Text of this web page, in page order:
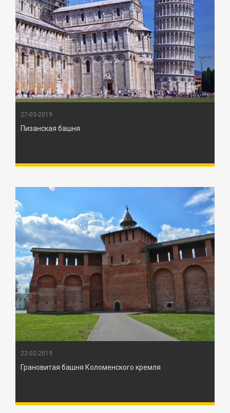
27-03-2019
Пизанская башня
22-02-2019
Грановитая башня Коломенского кремля